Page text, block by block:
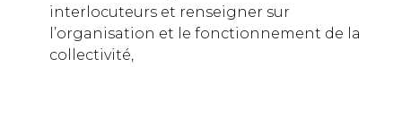
interlocuteurs et renseigner sur
l’organisation et le fonctionnement de la
collectivité,